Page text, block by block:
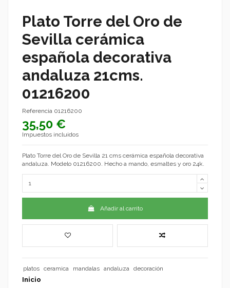
Plato Torre del Oro de
Sevilla cerámica
española decorativa
andaluza 21cms.
01216200
Referencia 01216200
35,50 €
Impuestos incluidos
Plato Torre del Oro de Sevilla 21 cms cerámica española decorativa
andaluza. Modelo 01216200. Hecho a mando, esmaltes y oro 24k.
Añadir al carrito
platos ceramica mandalas andaluza decoración
Inicio